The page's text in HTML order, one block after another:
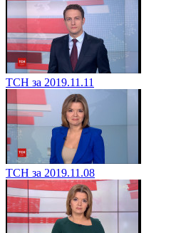
ТСН за 2019.11.11
ТСН за 2019.11.08